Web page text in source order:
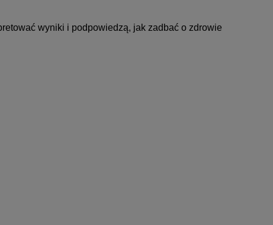
wyniki i podpowiedzą, jak zadbać o zdrowie